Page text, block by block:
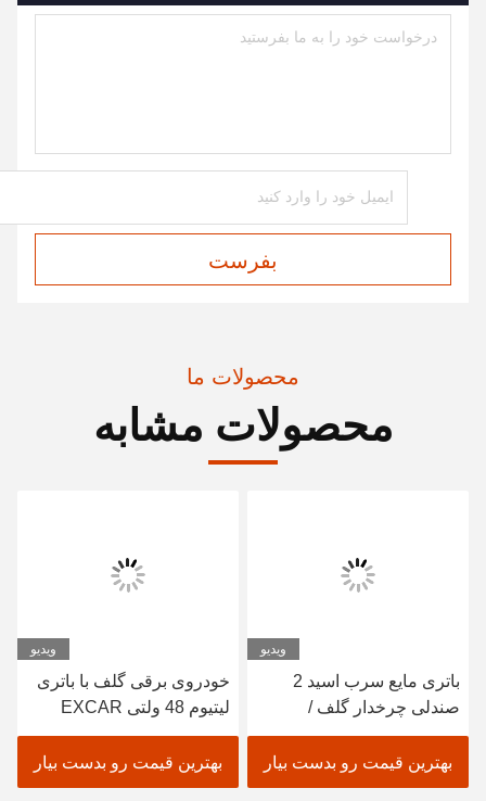
بفرست
محصولات ما
محصولات مشابه
ویدیو
باتری مایع سرب اسید 2
صندلی چرخدار گلف /
الکتریک حوضچه گلف خودرو
بهترین قیمت رو بدست بیار
ویدیو
خودروی برقی گلف با باتری
لیتیوم 48 ولتی EXCAR
A1S6+2 سفید
بهترین قیمت رو بدست بیار